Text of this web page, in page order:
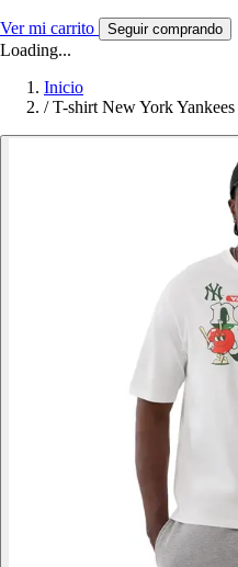
Ver mi carrito Seguir comprando
Loading...
Inicio
/ T-shirt New York